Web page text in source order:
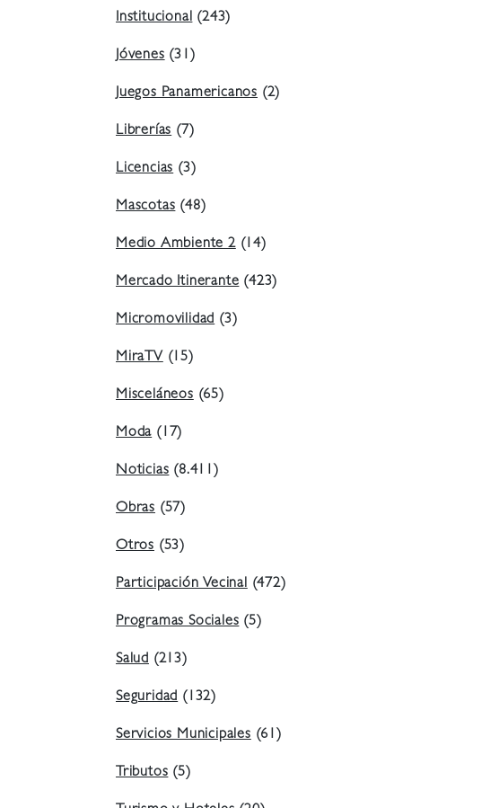
Institucional(243)
Jóvenes(31)
Juegos Panamericanos (2)
Librerías(7)
Licencias(3)
Mascotas(48)
Medio Ambiente 2(14)
Mercado Itinerante(423)
Micromovilidad(3)
MiraTV(15)
Misceláneos(65)
Moda(17)
Noticias(8.411)
Obras (57)
Otros (53)
Participación Vecinal(472)
Programas Sociales(5)
Salud (213)
Seguridad(132)
Servicios Municipales(61)
Tributos(5)